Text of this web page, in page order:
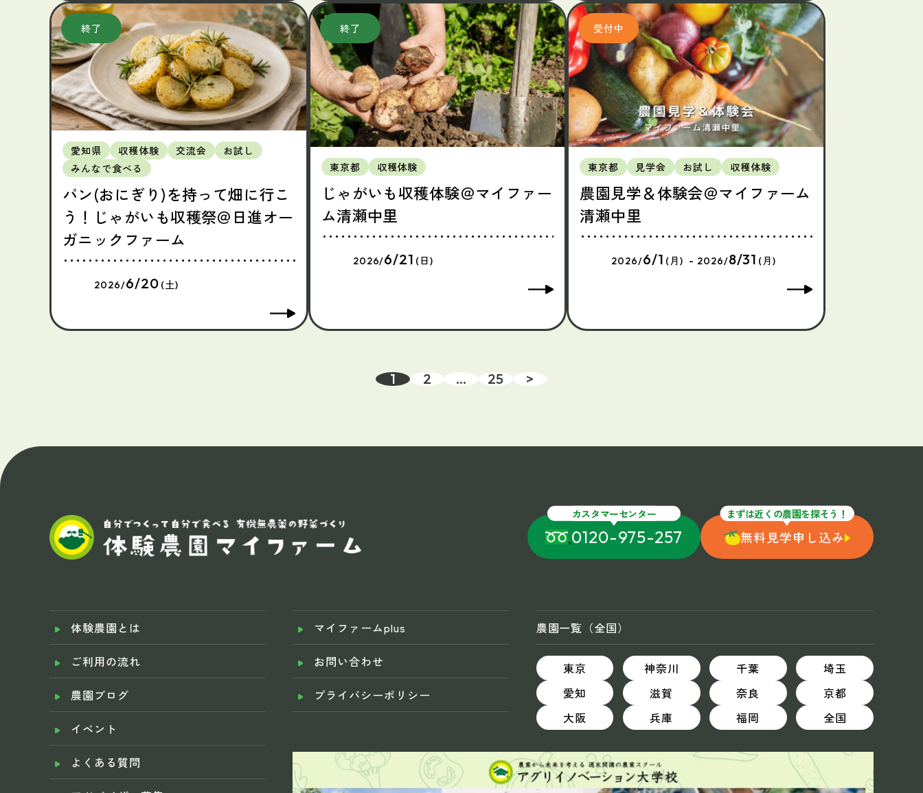
愛知県 収穫体験 交流会
お試し
みんなで食べる
パン(おにぎり)を持って畑に行こ
う！じゃがいも収穫祭＠日進オー
ガニックファーム
2026/6/20 (土)
東京都 収穫体験
じゃがいも収穫体験＠マイファー
ム清瀬中里
2026/6/21 (日)
東京都 見学会 お試し 収穫体験
農園見学＆体験会＠マイファーム
清瀬中里
2026/6/1 (月) - 2026/8/31 (月)
1 2 … 25 >
カスタマーセンター
0120-975-257
まずは近くの農園を探そう！
無料見学申し込み
体験農園とは
ご利用の流れ
農園ブログ
イベント
よくある質問
マイファームplus
お問い合わせ
プライバシーポリシー
農園一覧（全国）
東京 神奈川 千葉
埼玉
愛知
滋賀 奈良
京都
大阪
兵庫 福岡 全国